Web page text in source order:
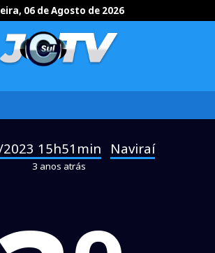
06 de Agosto de 2026
15h51min Naviraí
3 anos atrás